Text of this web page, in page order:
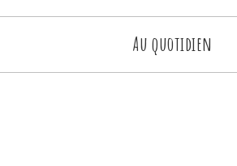
Rechercher
Au quotidien